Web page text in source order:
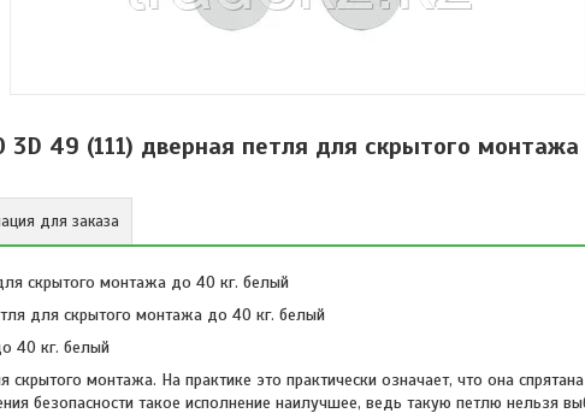
3D 49 (111) дверная петля для скрытого
для заказа
скрытого монтажа до 40 кг. белый
для скрытого монтажа до 40 кг. белый
40 кг. белый
скрытого монтажа. На практике это практически означает, что она
безопасности такое исполнение наилучшее, ведь такую петлю нельзя